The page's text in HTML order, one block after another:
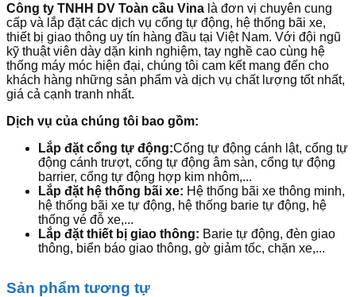
Công ty TNHH DV Toàn cầu Vina là đơn vị chuyên cung
cấp và lắp đặt các dịch vụ cổng tự động, hệ thống bãi xe,
thiết bị giao thông uy tín hàng đầu tại Việt Nam. Với đội ngũ
kỹ thuật viên dày dặn kinh nghiệm, tay nghề cao cùng hệ
thống máy móc hiện đại, chúng tôi cam kết mang đến cho
khách hàng những sản phẩm và dịch vụ chất lượng tốt nhất,
giá cả cạnh tranh nhất.
Dịch vụ của chúng tôi bao gồm:
Lắp đặt cổng tự động:Cổng tự động cánh lật, cổng tự
động cánh trượt, cổng tự động âm sàn, cổng tự động
barrier, cổng tự động hợp kim nhôm,...
Lắp đặt hệ thống bãi xe: Hệ thống bãi xe thông minh,
hệ thống bãi xe tự động, hệ thống barie tự động, hệ
thống vé đỗ xe,...
Lắp đặt thiết bị giao thông: Barie tự động, đèn giao
thông, biển báo giao thông, gờ giảm tốc, chặn xe,...
Sản phẩm tương tự